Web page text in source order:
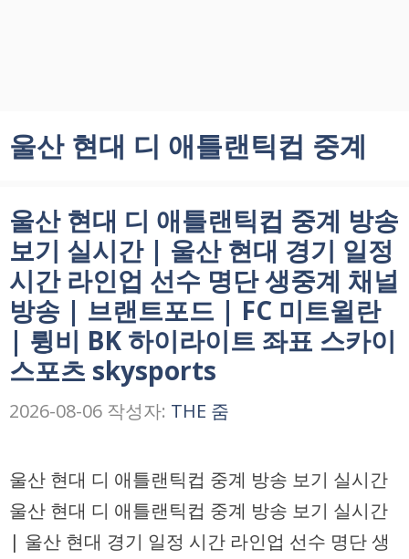
울산 현대 디 애틀랜틱컵 중계
울산 현대 디 애틀랜틱컵 중계 방송
보기 실시간 | 울산 현대 경기 일정
시간 라인업 선수 명단 생중계 채널
방송 | 브랜트포드 | FC 미트윌란
| 륑비 BK 하이라이트 좌표 스카이
스포츠 skysports
2026-08-06 작성자: THE 줌
울산 현대 디 애틀랜틱컵 중계 방송 보기 실시간
울산 현대 디 애틀랜틱컵 중계 방송 보기 실시간
| 울산 현대 경기 일정 시간 라인업 선수 명단 생